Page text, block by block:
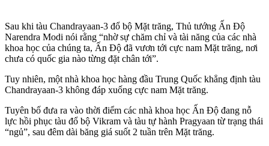
Sau khi tàu Chandrayaan-3 đổ bộ Mặt trăng, Thủ tướng Ấn Độ
Narendra Modi nói rằng “nhờ sự chăm chỉ và tài năng của các nhà
khoa học của chúng ta, Ấn Độ đã vươn tới cực nam Mặt trăng, nơi
chưa có quốc gia nào từng đặt chân tới”.
Tuy nhiên, một nhà khoa học hàng đầu Trung Quốc khẳng định tàu
Chandrayaan-3 không đáp xuống cực nam Mặt trăng.
Tuyên bố đưa ra vào thời điểm các nhà khoa học Ấn Độ đang nỗ
lực hồi phục tàu đổ bộ Vikram và tàu tự hành Pragyaan từ trạng thái
“ngủ”, sau đêm dài băng giá suốt 2 tuần trên Mặt trăng.